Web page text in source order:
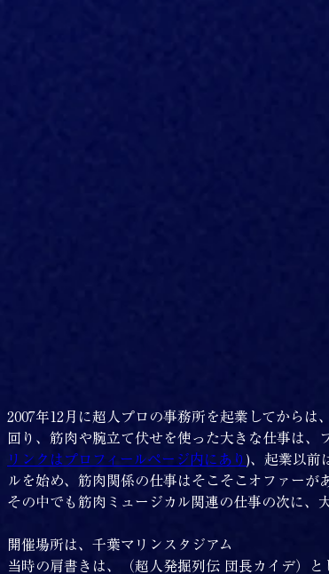
2007年12月に超人プロの事務所を起業してからは
回り、筋肉や腕立て伏せを使った大きな仕事は
リンクはプロフィールページ内にあり )、起業以前
ルを始め、筋肉関係の仕事はそこそこオファーが
その中でも筋肉ミュージカル関連の仕事の次に、
開催場所は、千葉マリンスタジアム
当時の肩書きは、（超人発掘列伝 団長カイデ）と